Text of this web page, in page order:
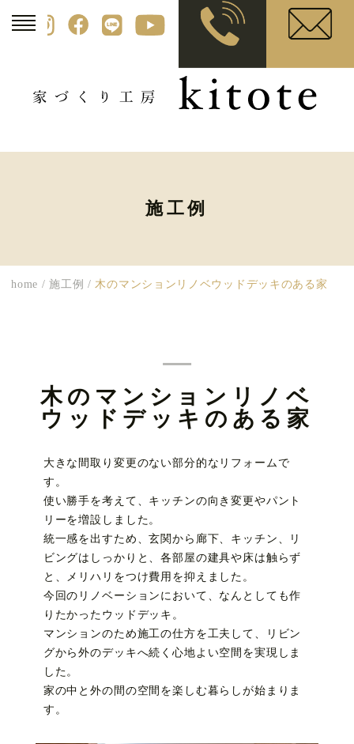
施工例
home /施工例 / 木のマンションリノベウッドデッキのある家
木のマンションリノベ
ウッドデッキのある家
大きな間取り変更のない部分的なリフォームで
す。
使い勝手を考えて、キッチンの向き変更やパント
リーを増設しました。
統一感を出すため、玄関から廊下、キッチン、リ
ビングはしっかりと、各部屋の建具や床は触らず
と、メリハリをつけ費用を抑えました。
今回のリノベーションにおいて、なんとしても作
りたかったウッドデッキ。
マンションのため施工の仕方を工夫して、リビン
グから外のデッキへ続く心地よい空間を実現しま
した。
家の中と外の間の空間を楽しむ暮らしが始まりま
す。